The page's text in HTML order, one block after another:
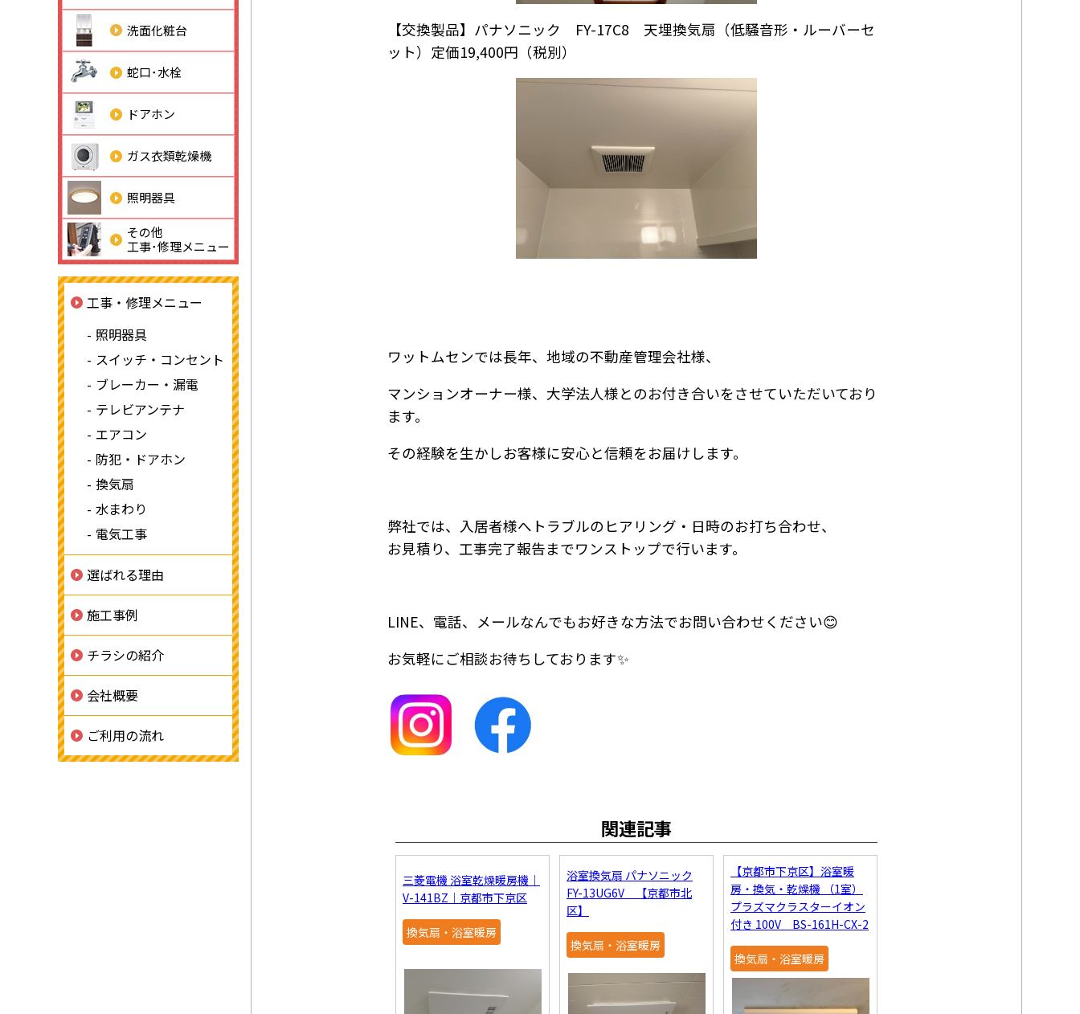
【交換製品】パナソニック FY-17C8 天埋換気扇（低騒音形・ルーバーセ
ット）定価19,400円（税別）
ワットムセンでは長年、地域の不動産管理会社様、
マンションオーナー様、大学法人様とのお付き合いをさせていただいており
ます。
その経験を生かしお客様に安心と信頼をお届けします。
弊社では、入居者様へトラブルのヒアリング・日時のお打ち合わせ、
お見積り、工事完了報告までワンストップで行います。
LINE、電話、メールなんでもお好きな方法でお問い合わせください😊
お気軽にご相談お待ちしております✨
関連記事
三菱電機 浴室乾燥暖房機｜
V-141BZ｜京都市下京区
換気扇・浴室暖房
浴室換気扇 パナソニック
FY-13UG6V 【京都市北
区】
換気扇・浴室暖房
【京都市下京区】浴室暖
房・換気・乾燥機 （1室）
プラズマクラスターイオン
付き 100V BS-161H-CX-2
換気扇・浴室暖房
洗面化粧台
蛇口･水栓
ドアホン
ガス衣類乾燥機
照明器具
その他
工事･修理メニュー
工事・修理メニュー
照明器具
スイッチ・コンセント
ブレーカー・漏電
テレビアンテナ
エアコン
防犯・ドアホン
換気扇
水まわり
電気工事
選ばれる理由
施工事例
チラシの紹介
会社概要
ご利用の流れ